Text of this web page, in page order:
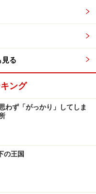
気が伝わってくるよう
のステンドグラス
れた。地には形なく、
ていた。神は『光あ
た。神はその光を見
約聖書』「創世記」よ
はいつの時代もこの光
らしてきた。10世紀前
れまでの建築様式を一
る
ング
わず「がっかり」してしま
の王国